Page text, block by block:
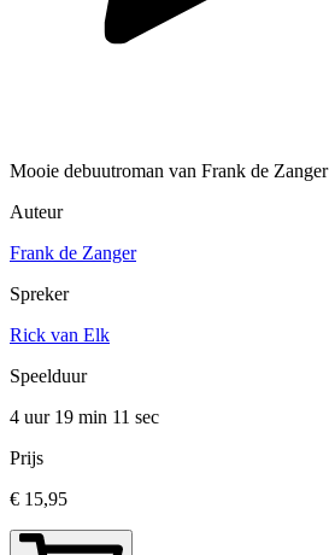
Mooie debuutroman van Frank de Zanger
Auteur
Frank de Zanger
Spreker
Rick van Elk
Speelduur
4 uur 19 min 11 sec
Prijs
€ 15,95